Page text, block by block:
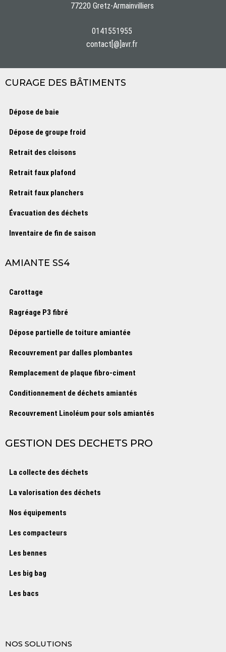
77220 Gretz-Armainvilliers
0141551955
contact[@]avr.fr
CURAGE DES BÂTIMENTS
Dépose de baie
Dépose de groupe froid
Retrait des cloisons
Retrait faux plafond
Retrait faux planchers
Évacuation des déchets
Inventaire de fin de saison
AMIANTE SS4
Carottage
Ragréage P3 fibré
Dépose partielle de toiture amiantée
Recouvrement par dalles plombantes
Remplacement de plaque fibro-ciment
Conditionnement de déchets amiantés
Recouvrement Linoléum pour sols amiantés
GESTION DES DECHETS PRO
La collecte des déchets
La valorisation des déchets
Nos équipements
Les compacteurs
Les bennes
Les big bag
Les bacs
NOS SOLUTIONS